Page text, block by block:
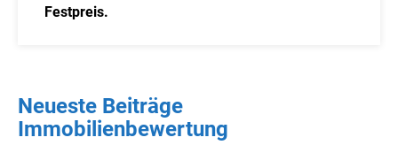
Festpreis.
Neueste Beiträge
Immobilienbewertung